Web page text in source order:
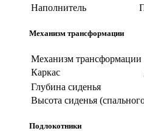
Наполнитель
Механизм трансформации
Механизм трансформации
Каркас
Глубина сиденья
Высота сиденья
Подлокотники